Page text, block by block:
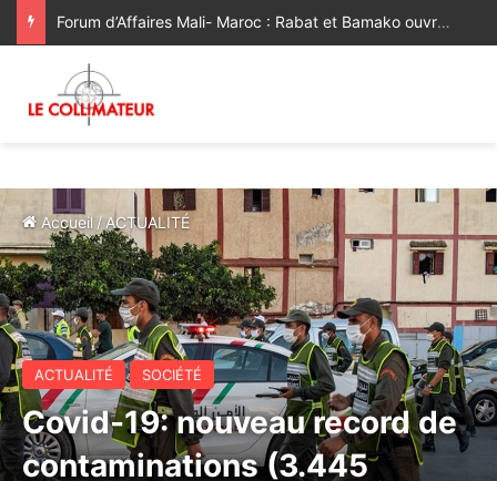
Forum d’Affaires Mali- Maroc : Rabat et Bamako ouvrent une nouvelle étape de leur partenariat économique
Accueil /ACTUALITÉ
ACTUALITÉ SOCIÉTÉ
Covid-19: nouveau record de
contaminations (3.445